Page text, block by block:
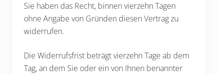
Sie haben das Recht, binnen vierzehn Tagen
ohne Angabe von Gründen diesen Vertrag zu
widerrufen.
Die Widerrufsfrist beträgt vierzehn Tage ab dem
Tag, an dem Sie oder ein von Ihnen benannter